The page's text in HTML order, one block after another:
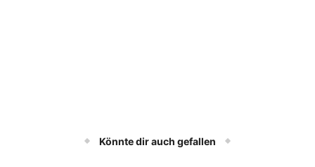
Könnte dir auch gefallen